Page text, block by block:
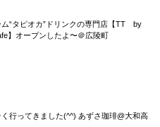
ム“タピオカ”ドリンクの専門店【TT by
】オープンしたよ〜＠広陵町
く行ってきました(^^) あずさ珈琲@大和高